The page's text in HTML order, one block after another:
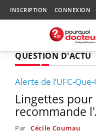
INSCRIPTION CONNEXION
QUESTION D'ACTU
Alerte de l’UFC-
Lingettes pour
recommande
Par Cécile Coumau